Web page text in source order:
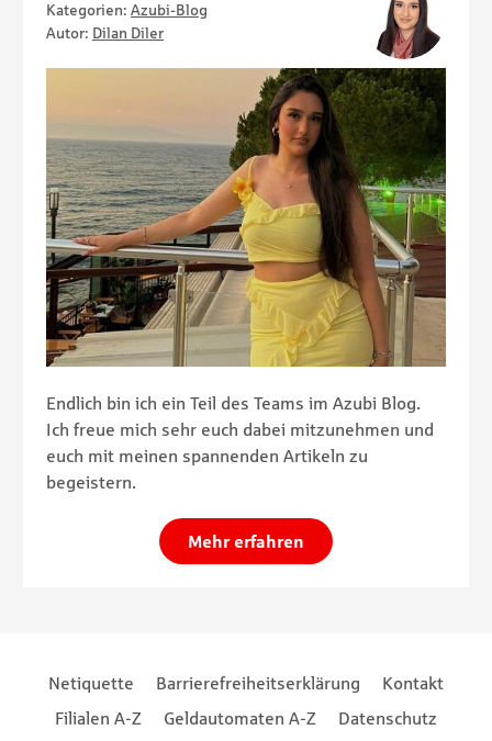
Kategorien: Azubi-Blog
Autor: Dilan Diler
Endlich bin ich ein Teil des Teams im Azubi Blog.
Ich freue mich sehr euch dabei mitzunehmen und
euch mit meinen spannenden Artikeln zu
begeistern.
Mehr erfahren
Footernavigation
Netiquette Barrierefreiheitserklärung
Kontakt
Filialen A-Z
Geldautomaten A-Z
Datenschutz